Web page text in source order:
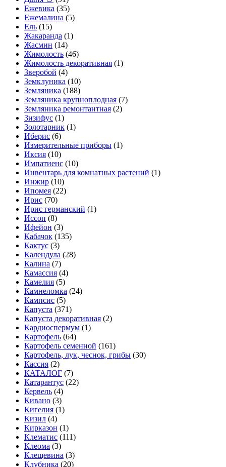
Ежевика (35)
Ежемалина (5)
Ель (15)
Жакаранда (1)
Жасмин (14)
Жимолость (46)
Жимолость декоративная (1)
Зверобой (4)
Земклуника (10)
Земляника (188)
Земляника крупноплодная (7)
Земляника ремонтантная (2)
Зизифус (1)
Золотарник (1)
Иберис (6)
Измерительные приборы (1)
Иксия (10)
Импатиенс (10)
Инвентарь для комнатных растений (1)
Инжир (10)
Ипомея (22)
Ирис (70)
Ирис германский (1)
Иссоп (8)
Ифейон (3)
Кабачок (135)
Кактус (3)
Календула (28)
Калина (7)
Камассия (4)
Камелия (5)
Камнеломка (24)
Кампсис (5)
Капуста (371)
Капуста декоративная (2)
Кардиоспермум (1)
Картофель (64)
Картофель семенной (161)
Картофель, лук, чеснок, грибы (30)
Кассия (2)
КАТАЛОГ (7)
Катарантус (22)
Кервель (4)
Кивано (3)
Кигелия (1)
Кизил (4)
Кирказон (1)
Клематис (111)
Клеома (3)
Клещевина (3)
Клубника (20)